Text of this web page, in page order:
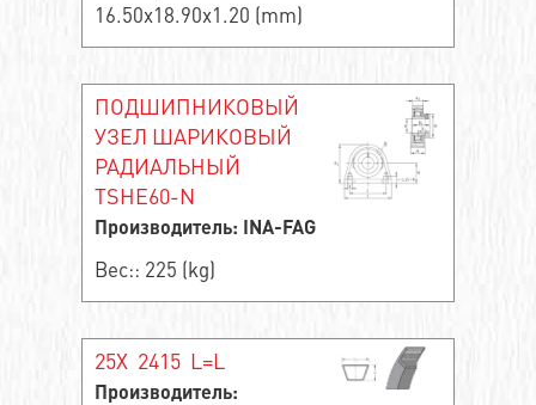
16.50x18.90x1.20 (mm)
ПОДШИПНИКОВЫЙ
УЗЕЛ ШАРИКОВЫЙ
РАДИАЛЬНЫЙ
TSHE60-N
Производитель: INA-FAG
Вес:: 225 (kg)
25X 2415 L=L
Производитель: